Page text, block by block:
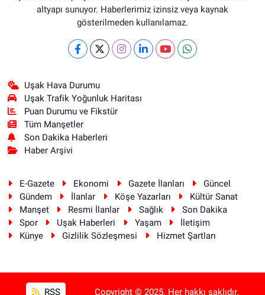
altyapı sunuyor. Haberlerimiz izinsiz veya kaynak
gösterilmeden kullanılamaz.
Uşak Hava Durumu
Uşak Trafik Yoğunluk Haritası
Puan Durumu ve Fikstür
Tüm Manşetler
Son Dakika Haberleri
Haber Arşivi
E-Gazete Ekonomi Gazete İlanları
Güncel
Gündem
İlanlar Köşe Yazarları
Kültür Sanat
Manşet
Resmi İlanlar Sağlık
Son Dakika
Spor
Uşak Haberleri Yaşam
İletişim
Künye
Gizlilik Sözleşmesi Hizmet Şartları
RSS Copyright © 2025. Her hakkı saklıdır.